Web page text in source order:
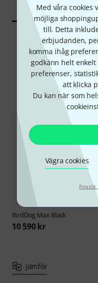
Med våra cookies
möjliga
till. Detta
erbjudanden,
komma ihåg
godkänn helt
preferenser,
att klicka
Du kan när som
Vägra cookies
Finstilt
BirdDog Max Black
10 590 kr
Jämför